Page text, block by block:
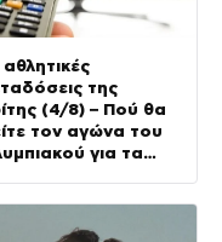
αθλητικές
της
(4/8) – Πού θα
τον αγώνα του
για τα